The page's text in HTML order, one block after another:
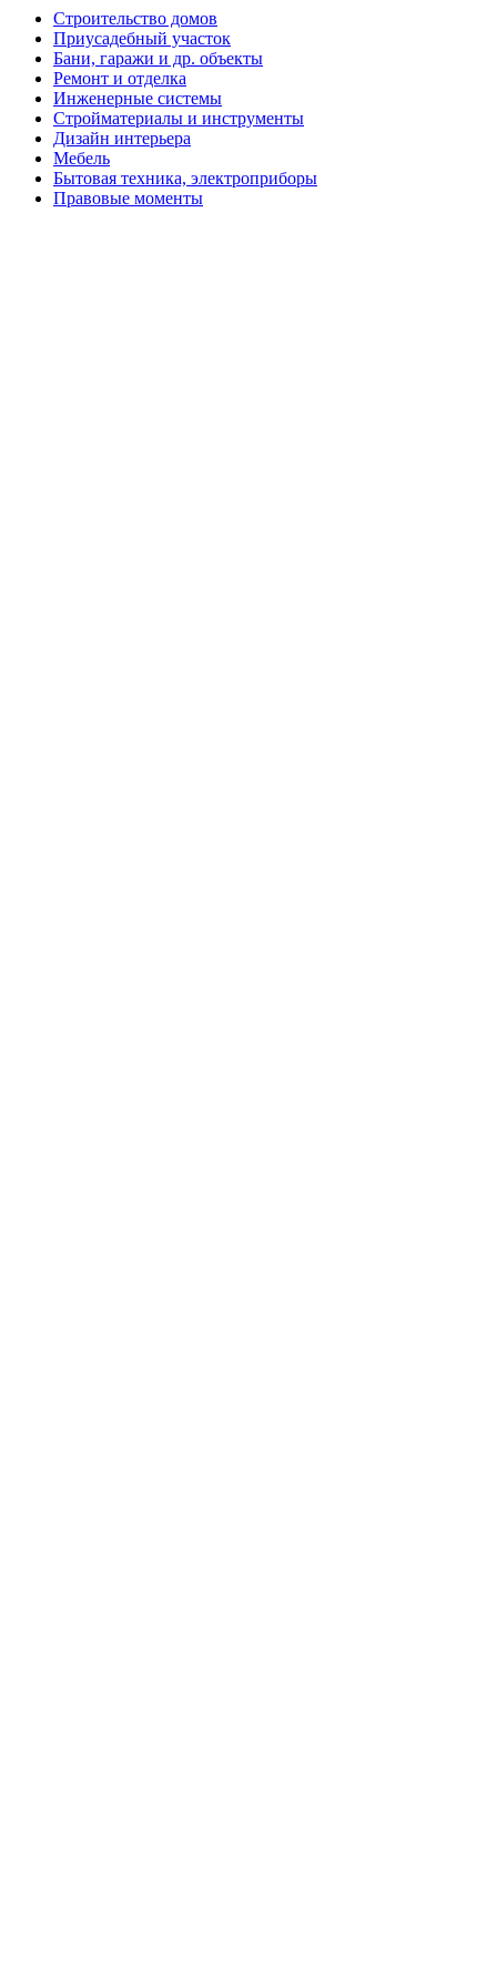
Строительство домов
Приусадебный участок
Бани, гаражи и др. объекты
Ремонт и отделка
Инженерные системы
Стройматериалы и инструменты
Дизайн интерьера
Мебель
Бытовая техника, электроприборы
Правовые моменты